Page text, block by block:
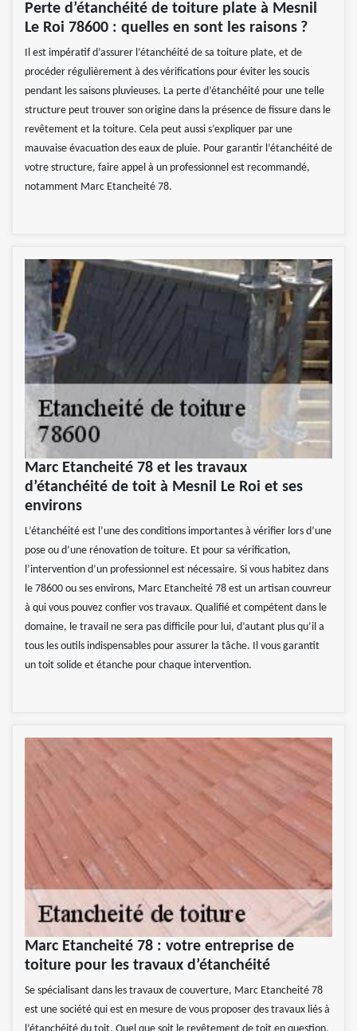
Perte d’étanchéité de toiture plate à Mesnil
Le Roi 78600 : quelles en sont les raisons ?
Il est impératif d’assurer l’étanchéité de sa toiture plate, et de
procéder régulièrement à des vérifications pour éviter les soucis
pendant les saisons pluvieuses. La perte d’étanchéité pour une telle
structure peut trouver son origine dans la présence de fissure dans le
revêtement et la toiture. Cela peut aussi s’expliquer par une
mauvaise évacuation des eaux de pluie. Pour garantir l’étanchéité de
votre structure, faire appel à un professionnel est recommandé,
notamment Marc Etancheité 78.
Marc Etancheité 78 et les travaux
d’étanchéité de toit à Mesnil Le Roi et ses
environs
L’étanchéité est l’une des conditions importantes à vérifier lors d’une
pose ou d’une rénovation de toiture. Et pour sa vérification,
l’intervention d’un professionnel est nécessaire. Si vous habitez dans
le 78600 ou ses environs, Marc Etancheité 78 est un artisan couvreur
à qui vous pouvez confier vos travaux. Qualifié et compétent dans le
domaine, le travail ne sera pas difficile pour lui, d’autant plus qu’il a
tous les outils indispensables pour assurer la tâche. Il vous garantit
un toit solide et étanche pour chaque intervention.
Marc Etancheité 78 : votre entreprise de
toiture pour les travaux d’étanchéité
Se spécialisant dans les travaux de couverture, Marc Etancheité 78
est une société qui est en mesure de vous proposer des travaux liés à